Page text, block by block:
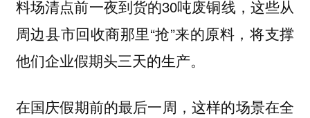
料场清点前一夜到货的30吨废铜线，这些从
周边县市回收商那里“抢”来的原料，将支撑
他们企业假期头三天的生产。
在国庆假期前的最后一周，这样的场景在全